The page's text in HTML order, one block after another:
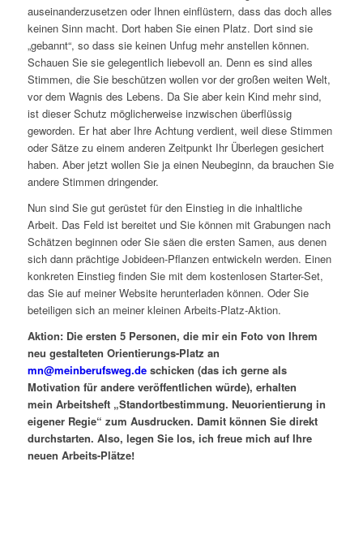
auseinanderzusetzen oder Ihnen einflüstern, dass das doch alles
keinen Sinn macht. Dort haben Sie einen Platz. Dort sind sie
„gebannt“, so dass sie keinen Unfug mehr anstellen können.
Schauen Sie sie gelegentlich liebevoll an. Denn es sind alles
Stimmen, die Sie beschützen wollen vor der großen weiten Welt,
vor dem Wagnis des Lebens. Da Sie aber kein Kind mehr sind,
ist dieser Schutz möglicherweise inzwischen überflüssig
geworden. Er hat aber Ihre Achtung verdient, weil diese Stimmen
oder Sätze zu einem anderen Zeitpunkt Ihr Überlegen gesichert
haben. Aber jetzt wollen Sie ja einen Neubeginn, da brauchen Sie
andere Stimmen dringender.
Nun sind Sie gut gerüstet für den Einstieg in die inhaltliche
Arbeit. Das Feld ist bereitet und Sie können mit Grabungen nach
Schätzen beginnen oder Sie säen die ersten Samen, aus denen
sich dann prächtige Jobideen-Pflanzen entwickeln werden. Einen
konkreten Einstieg finden Sie mit dem kostenlosen Starter-Set,
das Sie auf meiner Website herunterladen können. Oder Sie
beteiligen sich an meiner kleinen Arbeits-Platz-Aktion.
Aktion: Die ersten 5 Personen, die mir ein Foto von Ihrem
neu gestalteten Orientierungs-Platz an
mn@meinberufsweg.deschicken (das ich gerne als
Motivation für andere veröffentlichen würde), erhalten
mein Arbeitsheft „Standortbestimmung. Neuorientierung in
eigener Regie“ zum Ausdrucken. Damit können Sie direkt
durchstarten. Also, legen Sie los, ich freue mich auf Ihre
neuen Arbeits-Plätze!